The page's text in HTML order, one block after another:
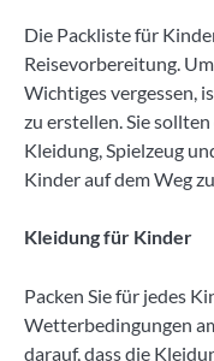
Die Packliste für
Reisevorbereitung.
Wichtiges vergessen,
zu erstellen. Sie
Kleidung, Spielzeug
Kinder auf dem Weg
Kleidung für Kinder
Packen Sie für jedes
Wetterbedingungen
darauf, dass die